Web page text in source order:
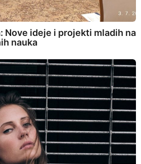
Nove ideje i projekti mladih na
nauka